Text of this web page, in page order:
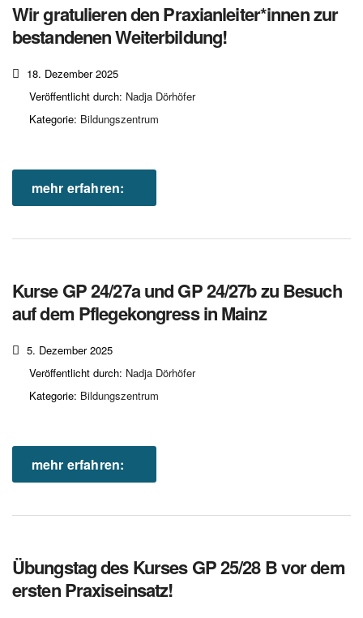
Wir gratulieren den Praxianleiter*innen zur
bestandenen Weiterbildung!
18. Dezember 2025
Veröffentlicht durch: Nadja Dörhöfer
Kategorie: Bildungszentrum
mehr erfahren:
Kurse GP 24/27a und GP 24/27b zu Besuch
auf dem Pflegekongress in Mainz
5. Dezember 2025
Veröffentlicht durch: Nadja Dörhöfer
Kategorie: Bildungszentrum
mehr erfahren:
Übungstag des Kurses GP 25/28 B vor dem
ersten Praxiseinsatz!